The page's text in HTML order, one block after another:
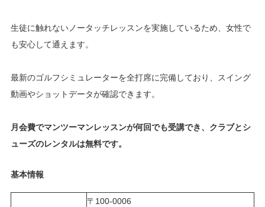
生徒に触れないノータッチレッスンを実施しているため、女性で
も安心して通えます。
最新のゴルフシミュレーターを全打席に完備しており、スイング
動画やショットデータが確認できます。
月会費でマンツーマンレッスンが何回でも受講でき、クラブとシ
ューズのレンタルは無料です。
基本情報
〒100-0006